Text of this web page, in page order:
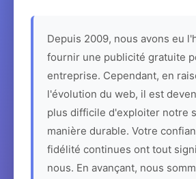
Depuis 2009, nous avons eu
fournir une publicité gratuite
entreprise. Cependant, en
l'évolution du web, il est
plus difficile d'exploiter notre
manière durable. Votre
fidélité continues ont tout
nous. En avançant, nous